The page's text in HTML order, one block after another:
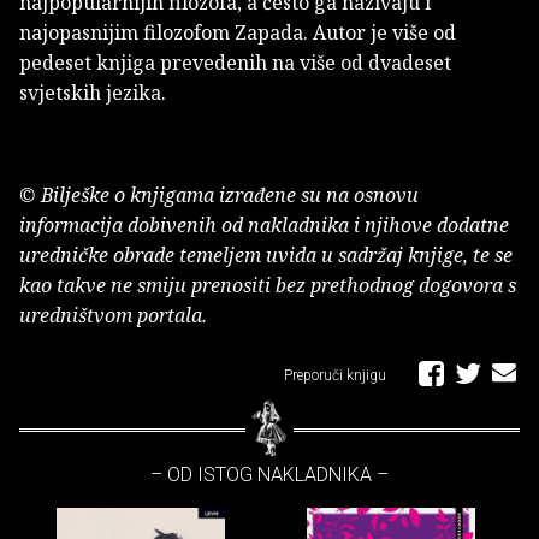
najopasnijim filozofom Zapada. Autor je više od
pedeset knjiga prevedenih na više od dvadeset
svjetskih jezika.
© Bilješke o knjigama izrađene su na osnovu
informacija dobivenih od nakladnika i njihove dodatne
uredničke obrade temeljem uvida u sadržaj knjige, te se
kao takve ne smiju prenositi bez prethodnog dogovora s
uredništvom portala.
Preporuči knjigu
– OD ISTOG NAKLADNIKA –